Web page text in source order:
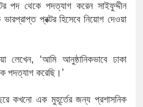
১৫২২ পুলিশ সদস্যকে চাকরিতে
দেশের ৬ অঞ্চলে ঝড়ের আভাস
সার্ককে আরও গতিশীল করতে চায়
পদ থেকে পদত্যাগ করেন সাইফুদ্দীন
ভারপ্রাপ্ত প্রক্টর হিসেবে নিয়োগ দেওয়া
লেখেন, ‌‘আমি আনুষ্ঠানিকভাবে ঢাকা
পদত্যাগ করেছি। ’
কখনো এক মুহূর্তের জন্য প্রশাসনিক